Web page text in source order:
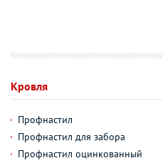
Кровля
Профнастил
Профнастил для забора
Профнастил оцинкованный